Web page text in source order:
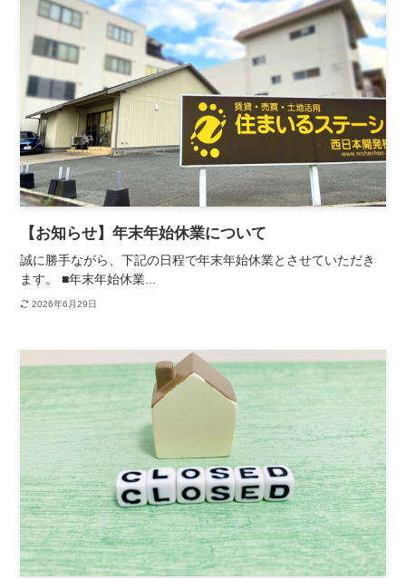
【お知らせ】年末年始休業について
誠に勝手ながら、下記の日程で年末年始休業とさせていただき
ます。 ■年末年始休業...
2026年6月29日